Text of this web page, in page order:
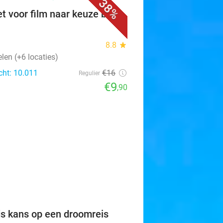
38%
voor film naar keuze bij
8.8 star
(+6 locaties)
10.011
Regulier €16
€9,90
kans op een droomreis